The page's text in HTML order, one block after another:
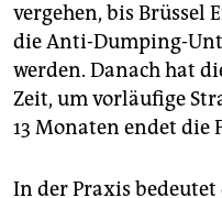
vergehen, bis Brüssel
die Anti-Dumping-
werden. Danach hat
Zeit, um vorläufige
13 Monaten endet die
In der Praxis bedeutet